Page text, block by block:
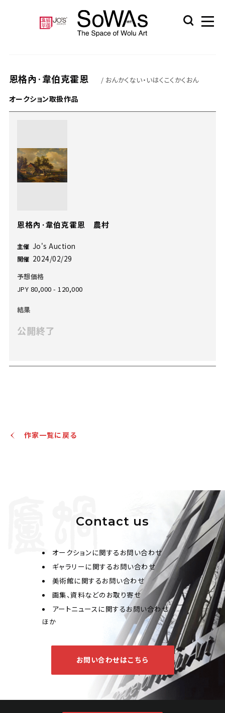
恩格內·韋伯克霍恩 / おんかくない・いはくこくかくおん
オークション取扱作品
恩格內·韋伯克霍恩 農村
主催 Jo's Auction
開催 2024/02/29
予想価格
JPY 80,000 - 120,000
結果
公開終了
作家一覧に戻る
Contact us
オークションに関するお問い合わせ
ギャラリーに関するお問い合わせ
美術館に関するお問い合わせ
画集、資料などのお取り寄せ
アートニュースに関するお問い合わせ
ほか
お問い合わせはこちら